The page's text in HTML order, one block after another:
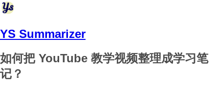
YS Summarizer
如何把 YouTube 教学视频整理成学习笔
记？